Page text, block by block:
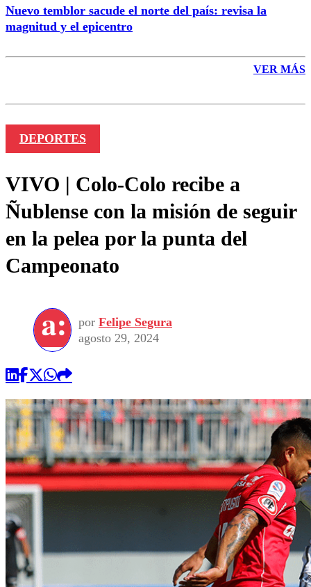
Nuevo temblor sacude el norte del país: revisa la
magnitud y el epicentro
VER MÁS
DEPORTES
VIVO | Colo-Colo recibe a
Ñublense con la misión de seguir
en la pelea por la punta del
Campeonato
por Felipe Segura
agosto 29, 2024